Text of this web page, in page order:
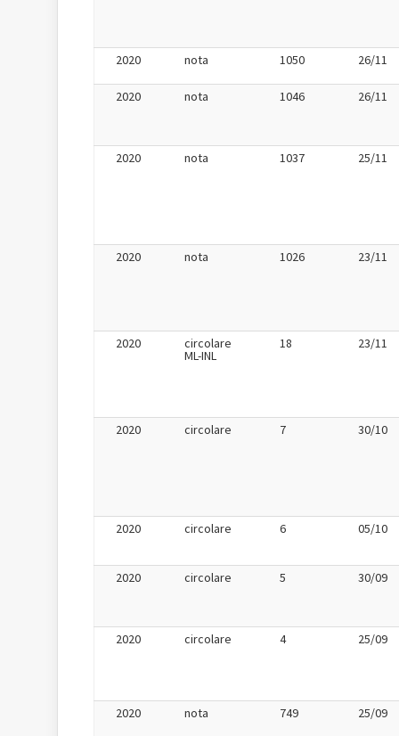
2020 nota 1050 26/11
2020 nota 1046 26/11
2020 nota 1037 25/11
2020 nota 1026 23/11
2020 circolare
ML-INL
18 23/11
2020 circolare 7 30/10
2020 circolare 6 05/10
2020 circolare 5 30/09
2020 circolare 4 25/09
2020 nota 749 25/09